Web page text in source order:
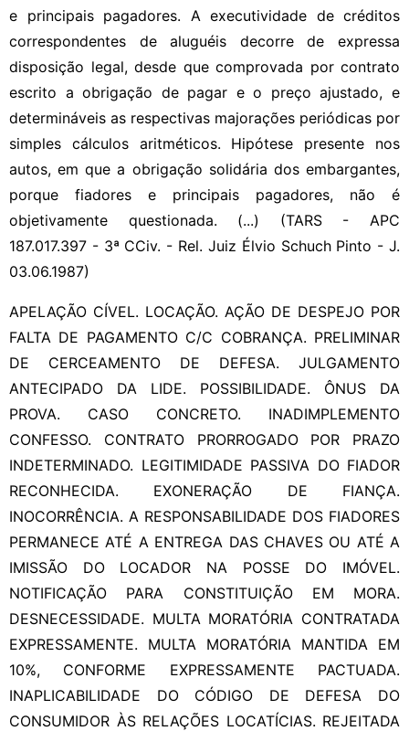
e principais pagadores. A executividade de créditos
correspondentes de aluguéis decorre de expressa
disposição legal, desde que comprovada por contrato
escrito a obrigação de pagar e o preço ajustado, e
determináveis as respectivas majorações periódicas por
simples cálculos aritméticos. Hipótese presente nos
autos, em que a obrigação solidária dos embargantes,
porque fiadores e principais pagadores, não é
objetivamente questionada. (...) (TARS - APC
187.017.397 - 3ª CCiv. - Rel. Juiz Élvio Schuch Pinto - J.
03.06.1987)
APELAÇÃO CÍVEL. LOCAÇÃO. AÇÃO DE DESPEJO POR
FALTA DE PAGAMENTO C/C COBRANÇA. PRELIMINAR
DE CERCEAMENTO DE DEFESA. JULGAMENTO
ANTECIPADO DA LIDE. POSSIBILIDADE. ÔNUS DA
PROVA. CASO CONCRETO. INADIMPLEMENTO
CONFESSO. CONTRATO PRORROGADO POR PRAZO
INDETERMINADO. LEGITIMIDADE PASSIVA DO FIADOR
RECONHECIDA. EXONERAÇÃO DE FIANÇA.
INOCORRÊNCIA. A RESPONSABILIDADE DOS FIADORES
PERMANECE ATÉ A ENTREGA DAS CHAVES OU ATÉ A
IMISSÃO DO LOCADOR NA POSSE DO IMÓVEL.
NOTIFICAÇÃO PARA CONSTITUIÇÃO EM MORA.
DESNECESSIDADE. MULTA MORATÓRIA CONTRATADA
EXPRESSAMENTE. MULTA MORATÓRIA MANTIDA EM
10%, CONFORME EXPRESSAMENTE PACTUADA.
INAPLICABILIDADE DO CÓDIGO DE DEFESA DO
CONSUMIDOR ÀS RELAÇÕES LOCATÍCIAS. REJEITADA